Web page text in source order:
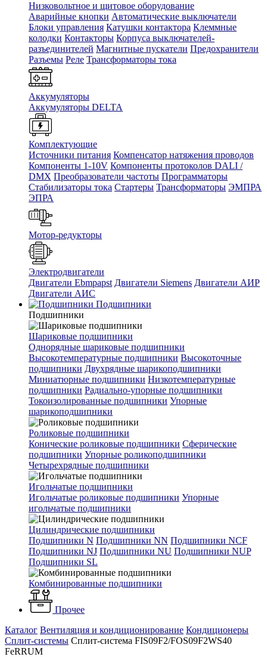
Низковольтное и щитовое оборудование
Аварийные кнопки Автоматические выключатели
Блоки управления Катушки контактора Клеммные
колодки Контакторы Корпуса выключателей-
разъединителей Магнитные пускатели Предохранители
Разъемы Реле Трансформаторы тока
Аккумуляторы
Аккумуляторы DELTA
Комплектующие
Источники питания Компенсатор натяжения проводов
Компоненты 1-10V Компоненты протоколов DALI /
DMX Преобразователи частоты Программаторы
Стабилизаторы тока Стартеры Трансформаторы ЭМПРА
ЭПРА
Мотор-редукторы
Электродвигатели
Двигатели Ebmpapst Двигатели Siemens Двигатели АИР
Двигатели АИС
Подшипники
Подшипники
Шариковые подшипники
Однорядные шариковые подшипники
Высокотемпературные подшипники Высокоточные
подшипники Двухрядные шарикоподшипники
Миниатюрные подшипники Низкотемпературные
подшипники Радиально-упорные подшипники
Токоизолированные подшипники Упорные
шарикоподшипники
Роликовые подшипники
Конические роликовые подшипники Сферические
подшипники Упорные роликоподшипники
Четырехрядные подшипники
Игольчатые подшипники
Игольчатые роликовые подшипники Упорные
игольчатые подшипники
Цилиндрические подшипники
Подшипники N Подшипники NN Подшипники NCF
Подшипники NJ Подшипники NU Подшипники NUP
Подшипники SL
Комбинированные подшипники
Прочее
Каталог Вентиляция и кондиционирование Кондиционеры
Сплит-системы Сплит-система FIS09F2/FOS09F2WS40
FeRRUM